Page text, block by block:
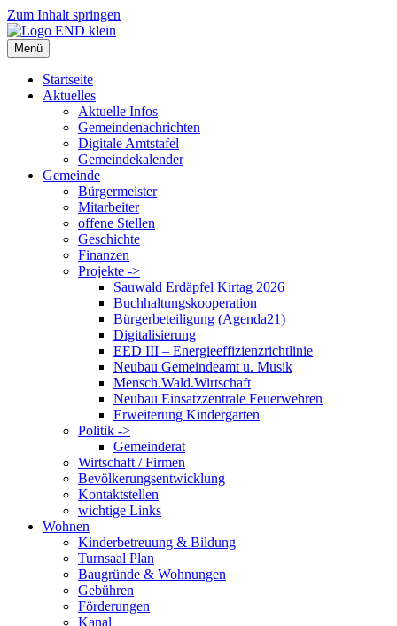
Zum Inhalt springen
Menü
Startseite
Aktuelles
Aktuelle Infos
Gemeindenachrichten
Digitale Amtstafel
Gemeindekalender
Gemeinde
Bürgermeister
Mitarbeiter
offene Stellen
Geschichte
Finanzen
Projekte ->
Sauwald Erdäpfel Kirtag 2026
Buchhaltungskooperation
Bürgerbeteiligung (Agenda21)
Digitalisierung
EED III – Energieeffizienzrichtlinie
Neubau Gemeindeamt u. Musik
Mensch.Wald.Wirtschaft
Neubau Einsatzzentrale Feuerwehren
Erweiterung Kindergarten
Politik ->
Gemeinderat
Wirtschaft / Firmen
Bevölkerungsentwicklung
Kontaktstellen
wichtige Links
Wohnen
Kinderbetreuung & Bildung
Turnsaal Plan
Baugründe & Wohnungen
Gebühren
Förderungen
Kanal